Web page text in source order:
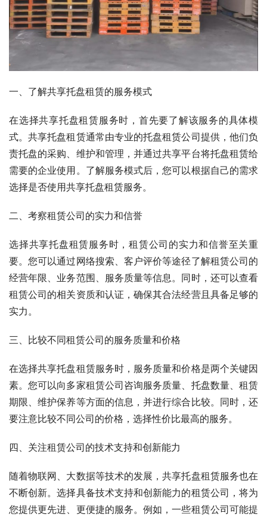
一、了解共享托盘租赁的服务模式
在选择共享托盘租赁服务时，首先要了解该服务的具体模
式。共享托盘租赁通常由专业的托盘租赁公司提供，他们负
责托盘的采购、维护和管理，并通过共享平台将托盘租赁给
需要的企业使用。了解服务模式后，您可以根据自己的需求
选择是否使用共享托盘租赁服务。
二、考察租赁公司的实力和信誉
选择共享托盘租赁服务时，租赁公司的实力和信誉至关重
要。您可以通过网络搜索、客户评价等途径了解租赁公司的
经营年限、业务范围、服务质量等信息。同时，还可以查看
租赁公司的相关资质和认证，确保其合法经营且具备足够的
实力。
三、比较不同租赁公司的服务质量和价格
在选择共享托盘租赁服务时，服务质量和价格是两个关键因
素。您可以向多家租赁公司咨询服务质量、托盘数量、租赁
期限、维护保养等方面的信息，并进行综合比较。同时，还
要注意比较不同公司的价格，选择性价比最高的服务。
四、关注租赁公司的技术支持和创新能力
随着物联网、大数据等技术的发展，共享托盘租赁服务也在
不断创新。选择具备技术支持和创新能力的租赁公司，将为
您提供更先进、更便捷的服务。例如，一些租赁公司可能提